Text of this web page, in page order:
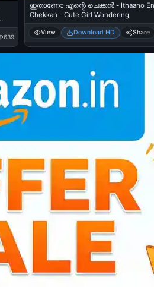
639
ഇതാണോ എന്റെ ചെക്കന്‍ - Ithaano
Chekkan - Cute Girl Wondering
View Download HD Share